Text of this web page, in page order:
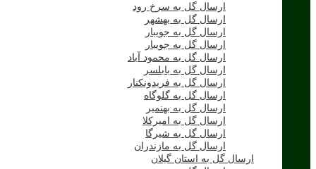
ارسال گل به سرخ رود
ارسال گل به بهشهر
ارسال گل به جویبار
ارسال گل به جویبار
ارسال گل به محمود آباد
ارسال گل به بابلسر
ارسال گل به فریدونکنار
ارسال گل به گلوگاه
ارسال گل به بهنمیر
ارسال گل به امیرکلا
ارسال گل به شیرگا
ارسال گل به مازندران
ارسال گل به استان گیلان